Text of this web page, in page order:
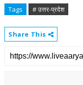
Tags # उत्तर-प्रदेश
Share This